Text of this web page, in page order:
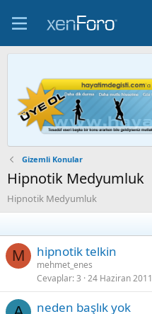
Gizemli Konular
Hipnotik Medyumluk
Hipnotik Medyumluk
M hipnotik telkin
mehmet_enes
Cevaplar 3 24 Haziran 2011
neden başlık yok